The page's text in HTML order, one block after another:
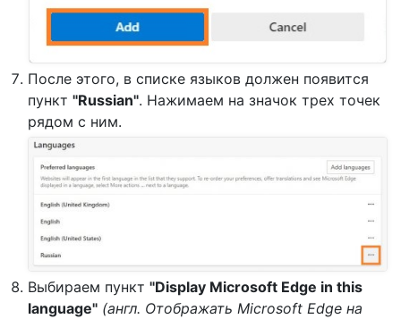
После этого, в списке языков должен появится
пункт "Russian". Нажимаем на значок трех точек
рядом с ним.
Выбираем пункт "Display Microsoft Edge in this
language" (англ. Отображать Microsoft Edge на